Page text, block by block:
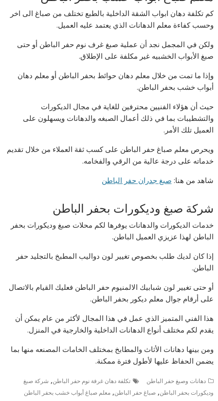
كم تكلفة دهان ابواب الشقة الداخلية بالطبع تختلف من صباغ الى اخر
وحسب كفاءة معلم الدهانات الذي يعتمد عليه العميل.
ولكن في المجمل نجد أن عملية صبغ غرف نوم حفر الباطن أو حتى
صبغ الأبواب الخشبيه غير مكلفة على الإطلاق.
وإذا ما تمت من خلال معلم دهان حوائط بحفر الباطن أو معلم دهان
أبواب خشب بحفر الباطن.
حيث أن هؤلاء الفنيين محترفين للغاية في مجال الديكورات
والتشطيبات بما في ذلك أعمال الصبغه والدهانات ويسهلون على
العميل تلك الأمر.
ويحرص معلم صباغ حفر الباطن على كسب ثقة العملاء من خلال تقديم
خدماته على درجة عالية من الرقي والفخامه.
شاهد من هنا: صبغ جدران حفر الباطن
شركة صبغ وديكورات بحفر الباطن
خدمات الديكورات والدهانات يوفرها لكم محلات صبغ وديكورات بحفر
الباطن لهذا عزيزي العميل الباطن.
إذا كان لديك طلب بخصوص تغيير لون دواليب المطبخ بالتجليد حفر
الباطن.
أو حتى تغيير لون شبابيك الالمنيوم حفر الباطن فعليك القيام بالاتصال
على أرقام جوال معلم ديكور بحفر الباطن.
هذا الفني المتميز الذي عمل في هذا المجال لأكثر من عام يمكن أن
يقدم لكم مختلف أنواع الدهانات الداخلية والخارجية في المنزل.
ومن بينها دهانات الأثاث والمطابخ بمختلف الخامات المصنعه منها بما
يضمن الحفاظ عليها لأطول فترة ممكنة.
دهانات وصبغ حفر الباطن تكلفة دهان غرفة نوم حفر الباطن, شركة صبغ
وديكورات بحفر الباطن,صباغ حفر الباطن,معلم صباغ أبواب خشب بحفر الباطن